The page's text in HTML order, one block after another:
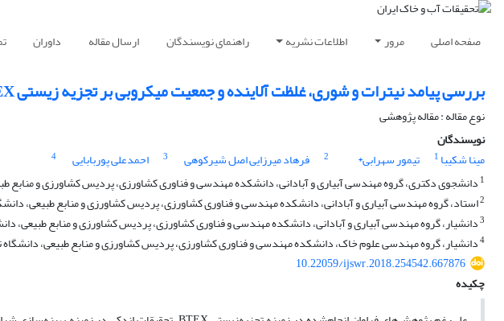
صفحه اصلی مرور اطلاعات نشریه راهنمای نویسندگان ارسال مقاله داوران
بررسی پیامد نیترات و شوری، غلظت آلاینده و جمعیت میکروبی بر تجزیه زیستی BTEX در محیط میکروآئروفیلیک
نوع مقاله : مقاله پژوهشی
نویسندگان
مینا شکیبا 1 تیمور سهرابی* 2 فرهاد میرزایی اصل شیرکوهی 3 احمدعلی پوربابایی
4
1 دانشجوی دکتری، گروه مهندسی آبیاری و آبادانی، دانشکده مهندسی و فناوری کشاورزی، پردیس کشاورزی و منابع
2استاد، گروه مهندسی آبیاری و آبادانی، دانشکده مهندسی و فناوری کشاورزی، پردیس کشاورزی و منابع طبیعی،
3دانشیار، گروه مهندسی آبیاری و آبادانی، دانشکده مهندسی و فناوری کشاورزی، پردیس کشاورزی و منابع طبیعی،
4دانشیار، گروه مهندسی علوم خاک، دانشکده مهندسی و فناوری کشاورزی، پردیس کشاورزی و منابع طبیعی، دانشگاه
10.22059/ijswr.2018.254542.667876
چکیده